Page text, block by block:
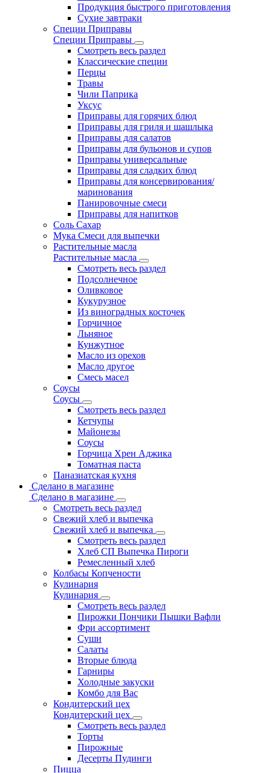
Продукция быстрого приготовления
Сухие завтраки
Специи Приправы
Специи Приправы
Смотреть весь раздел
Классические специи
Перцы
Травы
Чили Паприка
Уксус
Приправы для горячих блюд
Приправы для гриля и шашлыка
Приправы для салатов
Приправы для бульонов и супов
Приправы универсальные
Приправы для сладких блюд
Приправы для консервирования/
маринования
Панировочные смеси
Приправы для напитков
Соль Сахар
Мука Смеси для выпечки
Растительные масла
Растительные масла
Смотреть весь раздел
Подсолнечное
Оливковое
Кукурузное
Из виноградных косточек
Горчичное
Льняное
Кунжутное
Масло из орехов
Масло другое
Смесь масел
Соусы
Соусы
Смотреть весь раздел
Кетчупы
Майонезы
Соусы
Горчица Хрен Аджика
Томатная паста
Паназиатская кухня
Сделано в магазине
Сделано в магазине
Смотреть весь раздел
Свежий хлеб и выпечка
Свежий хлеб и выпечка
Смотреть весь раздел
Хлеб СП Выпечка Пироги
Ремесленный хлеб
Колбасы Копчености
Кулинария
Кулинария
Смотреть весь раздел
Пирожки Пончики Пышки Вафли
Фри ассортимент
Суши
Салаты
Вторые блюда
Гарниры
Холодные закуски
Комбо для Вас
Кондитерский цех
Кондитерский цех
Смотреть весь раздел
Торты
Пирожные
Десерты Пудинги
Пицца